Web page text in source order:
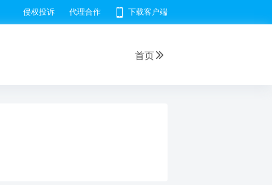
侵权投诉 代理合作 下载客户端
首页